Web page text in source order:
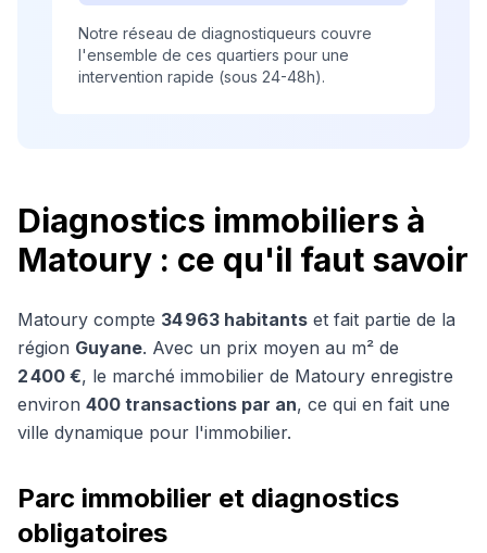
Notre réseau de diagnostiqueurs couvre
l'ensemble de ces quartiers pour une
intervention rapide (sous 24-48h).
Diagnostics immobiliers à
Matoury : ce qu'il faut savoir
Matoury compte 34 963 habitants et fait partie de la
région Guyane. Avec un prix moyen au m² de
2 400 €, le marché immobilier de Matoury enregistre
environ 400 transactions par an, ce qui en fait une
ville dynamique pour l'immobilier.
Parc immobilier et diagnostics
obligatoires